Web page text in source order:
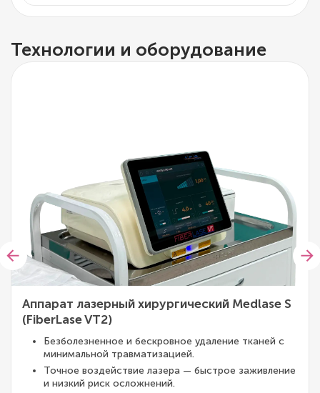
Технологии и оборудование
Аппарат лазерный хирургический Medlase S
(FiberLase VT2)
Безболезненное и бескровное удаление тканей с
минимальной травматизацией.
Точное воздействие лазера — быстрое заживление
и низкий риск осложнений.